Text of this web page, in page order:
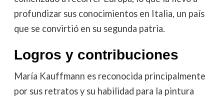
profundizar sus conocimientos en Italia, un país
que se convirtió en su segunda patria.
Logros y contribuciones
María Kauffmann es reconocida principalmente
por sus retratos y su habilidad para la pintura